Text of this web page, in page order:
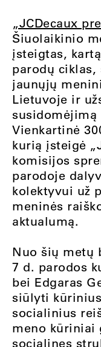
„JCDecaux
Šiuolaikinio
įsteigtas,
parodų
jaunųjų
Lietuvoje ir
Vienkartinė
kurią įsteigė
komisijos
parodoje
kolektyvui už
meninės
aktualumą.
Nuo šių metų
7 d. parodos
bei Edgaras
siūlyti
socialinius
meno kūriniai
socialines